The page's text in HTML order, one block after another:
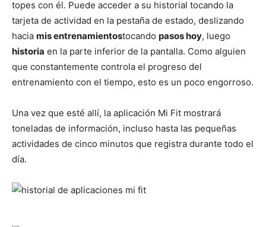
topes con él. Puede acceder a su historial tocando la
tarjeta de actividad en la pestaña de estado, deslizando
hacia mis entrenamientostocando pasos hoy, luego
historia en la parte inferior de la pantalla. Como alguien
que constantemente controla el progreso del
entrenamiento con el tiempo, esto es un poco engorroso.
Una vez que esté allí, la aplicación Mi Fit mostrará
toneladas de información, incluso hasta las pequeñas
actividades de cinco minutos que registra durante todo el
día.